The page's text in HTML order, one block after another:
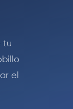
tu
el